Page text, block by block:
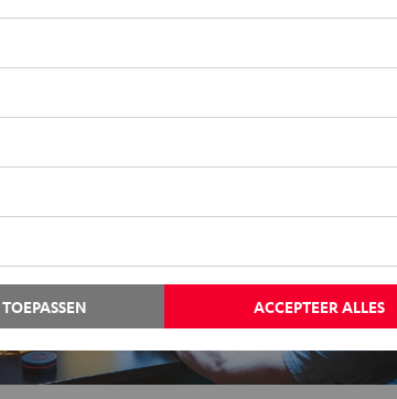
geroezemoes produceerde. Met een geluid dat niet
ACCEPTEER ALLES